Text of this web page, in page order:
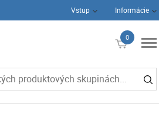
Vstup Informácie
0
€0